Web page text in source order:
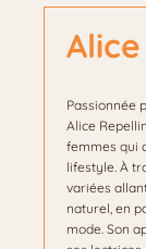
Passionnée
Alice
femmes qui
lifestyle. À
variées
naturel, en
mode. Son